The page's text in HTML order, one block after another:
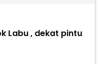
Labu , dekat pintu